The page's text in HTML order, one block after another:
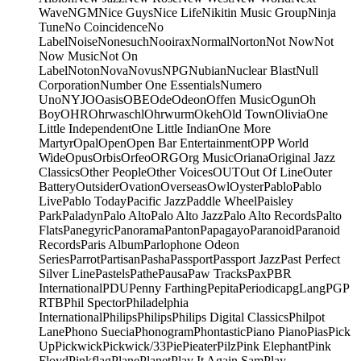
WaveNGMNice GuysNice LifeNikitin Music GroupNinja
TuneNo CoincidenceNo
LabelNoiseNonesuchNooiraxNormalNortonNot NowNot
Now MusicNot On
LabelNotonNovaNovusNPGNubianNuclear BlastNull
CorporationNumber One EssentialsNumero
UnoNYJOOasisOBEOdeOdeonOffen MusicOgunOh
BoyOHROhrwaschlOhrwurmOkehOld TownOliviaOne
Little IndependentOne Little IndianOne More
MartyrOpalOpenOpen Bar EntertainmentOPP World
WideOpusOrbisOrfeoORGOrg MusicOrianaOriginal Jazz
ClassicsOther PeopleOther VoicesOUTOut Of LineOuter
BatteryOutsiderOvationOverseasOwlOysterPabloPablo
LivePablo TodayPacific JazzPaddle WheelPaisley
ParkPaladynPalo AltoPalo Alto JazzPalo Alto RecordsPalto
FlatsPanegyricPanoramaPantonPapagayoParanoidParanoid
RecordsParis AlbumParlophone Odeon
SeriesParrotPartisanPashaPassportPassport JazzPast Perfect
Silver LinePastelsPathePausaPaw TracksPaxPBR
InternationalPDUPenny FarthingPepitaPeriodicapgLangPGP
RTBPhil SpectorPhiladelphia
InternationalPhilipsPhilipsPhilips Digital ClassicsPhilpot
LanePhono SueciaPhonogramPhontasticPiano PianoPiasPick
UpPickwickPickwick/33PiePieaterPilzPink ElephantPink